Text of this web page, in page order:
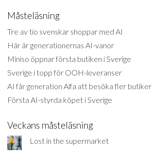
Måsteläsning
Tre av tio svenskar shoppar med AI
Här är generationernas AI-vanor
Miniso öppnar första butiken i Sverige
Sverige i topp för OOH-leveranser
AI får generation Alfa att besöka fler butiker
Första AI-styrda köpet i Sverige
Veckans måsteläsning
Lost in the supermarket